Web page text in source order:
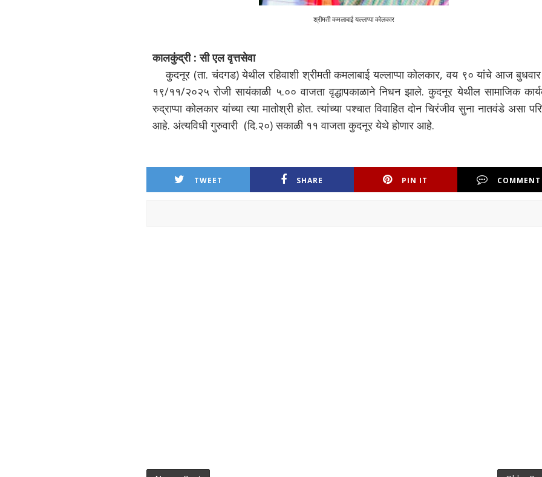
श्रीमती कमलाबाई यल्लाप्पा कोलकार
कालकुंद्री : सी एल वृत्तसेवा
कुदनूर (ता. चंदगड) येथील रहिवाशी श्रीमती कमलाबाई यल्लाप्पा कोलकार, वय ९० यांचे आज बुधवार
१९/११/२०२५ रोजी सायंकाळी ५.०० वाजता वृद्धापकाळाने निधन झाले. कुदनूर येथील सामाजिक
रुद्राप्पा कोलकार यांच्या त्या मातोश्री होत. त्यांच्या पश्चात विवाहित दोन चिरंजीव सुना नातवंडे असा
आहे. अंत्यविधी गुरुवारी (दि.२०) सकाळी ११ वाजता कुदनूर येथे होणार आहे.
TWEET SHARE PIN IT COMMENT